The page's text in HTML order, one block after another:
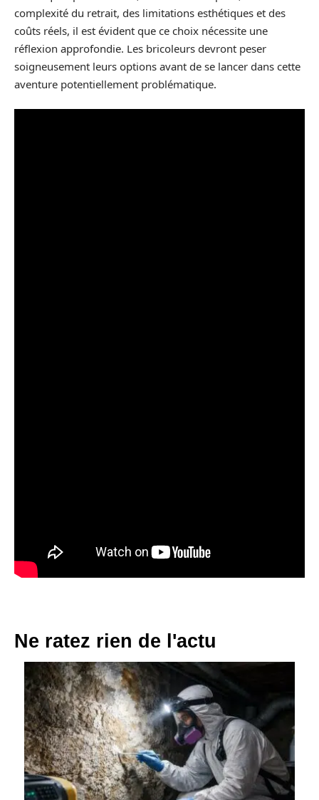
complexité du retrait, des limitations esthétiques et des
coûts réels, il est évident que ce choix nécessite une
réflexion approfondie. Les bricoleurs devront peser
soigneusement leurs options avant de se lancer dans cette
aventure potentiellement problématique.
Ne ratez rien de l'actu